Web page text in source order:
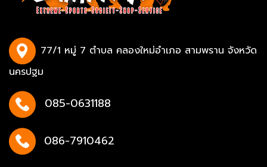
77/1 หมู่ 7 ตำบล คลองใหม่อำเภอ สามพราน จังหวัด
นครปฐม
085-0631188
086-7910462